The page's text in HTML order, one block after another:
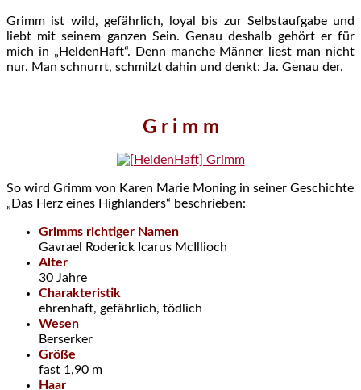
Grimm ist wild, gefährlich, loyal bis zur Selbstaufgabe und
liebt mit seinem ganzen Sein. Genau deshalb gehört er für
mich in „HeldenHaft“. Denn manche Männer liest man nicht
nur. Man schnurrt, schmilzt dahin und denkt: Ja. Genau der.
G r i m m
So wird Grimm von Karen Marie Moning in seiner Geschichte
„Das Herz eines Highlanders“ beschrieben:
Grimms richtiger Namen
Gavrael Roderick Icarus McIllioch
Alter
30 Jahre
Charakteristik
ehrenhaft, gefährlich, tödlich
Wesen
Berserker
Größe
fast 1,90 m
Haar